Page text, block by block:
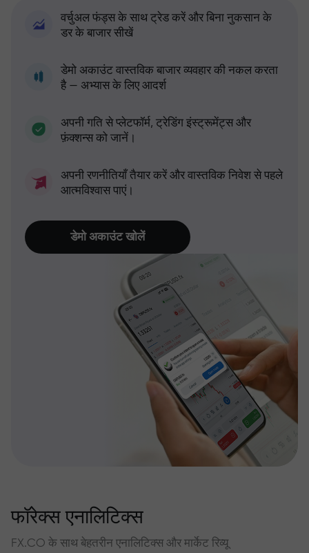
वर्चुअल फंड्स के साथ ट्रेड करें और बिना नुकसान के
डर के बाजार सीखें
डेमो अकाउंट वास्तविक बाजार व्यवहार की नकल करता
है — अभ्यास के लिए आदर्श
अपनी गति से प्लेटफॉर्म, ट्रेडिंग इंस्ट्रूमेंट्स और
फ़ंक्शन्स को जानें।
अपनी रणनीतियाँ तैयार करें और वास्तविक निवेश से पहले
आत्मविश्वास पाएं।
डेमो अकाउंट खोलें
फॉरेक्स एनालिटिक्स
FX.CO के साथ बेहतरीन एनालिटिक्स और मार्केट रिव्यू